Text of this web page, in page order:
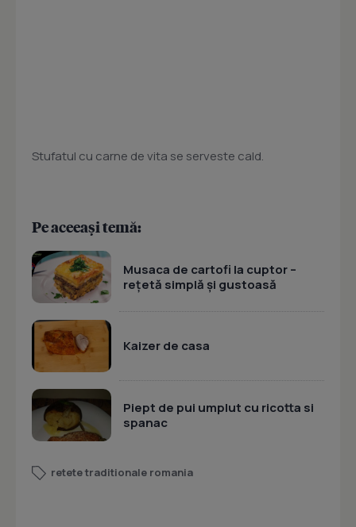
Stufatul cu carne de vita se serveste cald.
Pe aceeași temă:
Musaca de cartofi la cuptor –
rețetă simplă și gustoasă
Kaizer de casa
Piept de pui umplut cu ricotta si
spanac
retete traditionale romania